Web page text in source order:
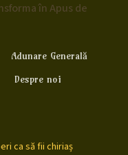
în Apus de
Adunare Generală
Despre noi
ca să fii chiriaș